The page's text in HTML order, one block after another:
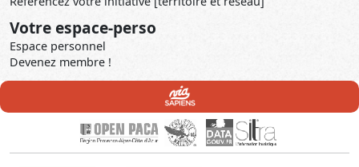
Votre espace-perso
Espace personnel
Devenez membre !